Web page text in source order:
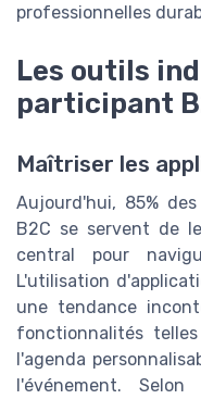
professionnelles
Les outils
participant
Maîtriser les
Aujourd'hui, 85%
B2C se servent de
central pour
L'utilisation
une tendance
fonctionnalités
l'agenda
l'événement.